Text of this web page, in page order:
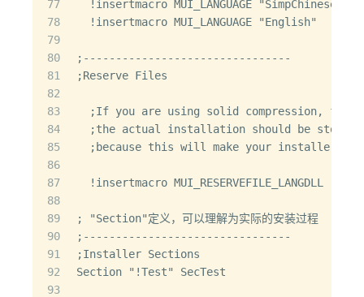
77
78
79
80
81
82
83
84
85
86
87
88
89
90
91
92
93
  !insertmacro MUI_LANGUAGE "SimpChinese"
  !insertmacro MUI_LANGUAGE "English"
;--------------------------------
;Reserve Files
;If you are using solid compression,
;the actual installation should be stored
;because this will make your installer
  !insertmacro MUI_RESERVEFILE_LANGDLL
; "Section"定义，可以理解为实际的安装过程
;--------------------------------
;Installer Sections
Section "!Test" SecTest